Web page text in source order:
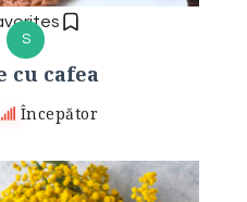
S
cu cafea
Începător